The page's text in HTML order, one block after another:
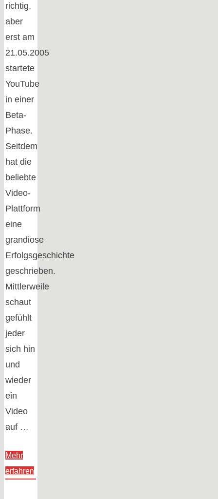
richtig,
aber
erst am
21.05.2005
startete
YouTube
in einer
Beta-
Phase.
Seitdem
hat die
beliebte
Video-
Plattform
eine
grandiose
Erfolgsgeschichte
geschrieben.
Mittlerweile
schaut
gefühlt
jeder
sich hin
und
wieder
ein
Video
auf …
Mehr
erfahren"YouTube: